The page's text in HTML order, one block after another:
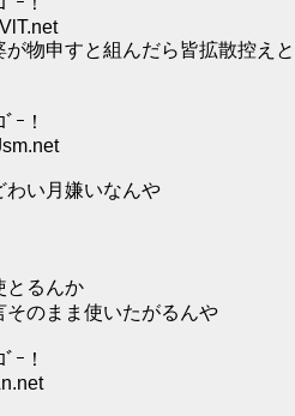
物申すと組んだら皆拡散控えと
ｰ！
わい月嫌いなんや
とるんか
のまま使いたがるんや
ｰ！